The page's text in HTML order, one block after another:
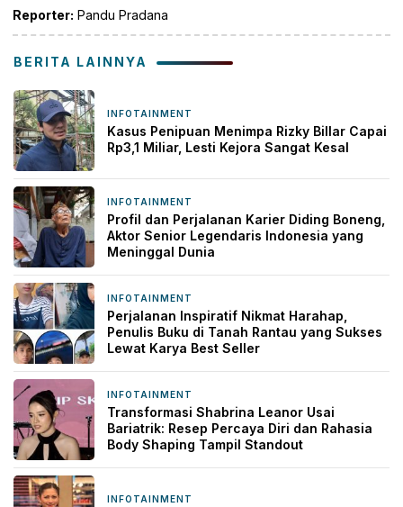
Reporter: Pandu Pradana
BERITA LAINNYA
INFOTAINMENT
Kasus Penipuan Menimpa Rizky Billar Capai
Rp3,1 Miliar, Lesti Kejora Sangat Kesal
INFOTAINMENT
Profil dan Perjalanan Karier Diding Boneng,
Aktor Senior Legendaris Indonesia yang
Meninggal Dunia
INFOTAINMENT
Perjalanan Inspiratif Nikmat Harahap,
Penulis Buku di Tanah Rantau yang Sukses
Lewat Karya Best Seller
INFOTAINMENT
Transformasi Shabrina Leanor Usai
Bariatrik: Resep Percaya Diri dan Rahasia
Body Shaping Tampil Standout
INFOTAINMENT